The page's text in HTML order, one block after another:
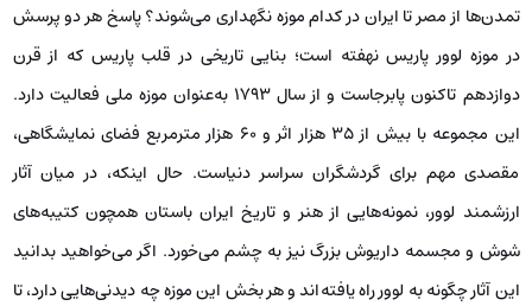
تمدن‌ها از مصر تا ایران در کدام موزه نگهداری می‌شوند؟ پاسخ هر دو پرسش
در موزه لوور پاریس نهفته است؛ بنایی تاریخی در قلب پاریس که از قرن
دوازدهم تاکنون پابرجاست و از سال ۱۷۹۳ به‌عنوان موزه ملی فعالیت دارد.
این مجموعه با بیش از ۳۵ هزار اثر و ۶۰ هزار مترمربع فضای نمایشگاهی،
مقصدی مهم برای گردشگران سراسر دنیاست. حال اینکه، در میان آثار
ارزشمند لوور، نمونه‌هایی از هنر و تاریخ ایران باستان همچون کتیبه‌های
شوش و مجسمه داریوش بزرگ نیز به چشم می‌خورد. اگر می‌خواهید بدانید
این آثار چگونه به لوور راه یافته‌اند و هر بخش این موزه چه دیدنی‌هایی دارد، تا